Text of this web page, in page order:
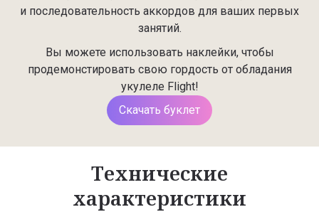
и последовательность аккордов для ваших первых
занятий.
Вы можете использовать наклейки, чтобы
продемонстировать свою гордость от обладания
укулеле Flight!
Скачать буклет
Технические
характеристики